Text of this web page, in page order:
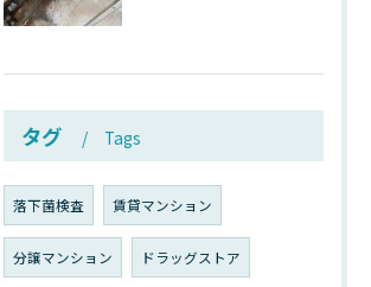
タグ Tags
落下菌検査 賃貸マンション
分譲マンション ドラッグストア